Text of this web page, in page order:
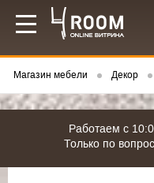
Магазин мебели Декор
Работаем с
Только по